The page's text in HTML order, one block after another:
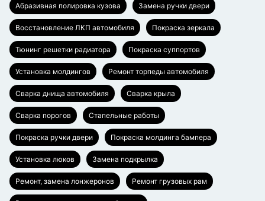
Абразивная полировка кузова Замена ручки двери
Восстановление ЛКП автомобиля Покраска зеркала
Тюнинг решетки радиатора Покраска суппортов
Установка молдингов Ремонт торпеды автомобиля
Сварка днища автомобиля Сварка крыла
Сварка порогов Стапельные работы
Покраска ручки двери Покраска молдинга бампера
Установка люков Замена подкрылка
Ремонт, замена лонжеронов Ремонт грузовых рам